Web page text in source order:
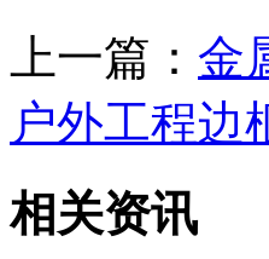
上一篇： 金
户外工程边
相关资讯